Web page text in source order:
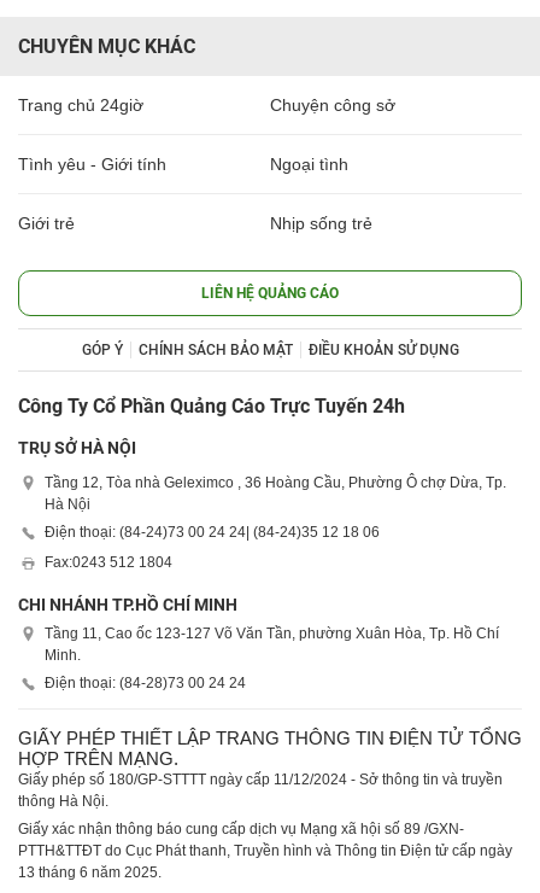
CHUYÊN MỤC KHÁC
Trang chủ 24giờ Chuyện công sở
Tình yêu - Giới tính Ngoại tình
Giới trẻ Nhịp sống trẻ
LIÊN HỆ QUẢNG CÁO
GÓP Ý CHÍNH SÁCH BẢO MẬT ĐIỀU KHOẢN SỬ DỤNG
Công Ty Cổ Phần Quảng Cáo Trực Tuyến 24h
TRỤ SỞ HÀ NỘI
Tầng 12, Tòa nhà Geleximco , 36 Hoàng Cầu, Phường Ô chợ Dừa, Tp.
Hà Nội
Điện thoại: (84-24)73 00 24 24| (84-24)35 12 18 06
Fax:0243 512 1804
CHI NHÁNH TP.HỒ CHÍ MINH
Tầng 11, Cao ốc 123-127 Võ Văn Tần, phường Xuân Hòa, Tp. Hồ Chí
Minh.
Điện thoại: (84-28)73 00 24 24
GIẤY PHÉP THIẾT LẬP TRANG THÔNG TIN ĐIỆN TỬ TỔNG
HỢP TRÊN MẠNG.
Giấy phép số 180/GP-STTTT ngày cấp 11/12/2024 - Sở thông tin và truyền
thông Hà Nội.
Giấy xác nhận thông báo cung cấp dịch vụ Mạng xã hội số 89 /GXN-
PTTH&TTĐT do Cục Phát thanh, Truyền hình và Thông tin Điện tử cấp ngày
13 tháng 6 năm 2025.